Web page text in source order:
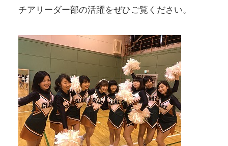
チアリーダー部の活躍をぜひご覧ください。